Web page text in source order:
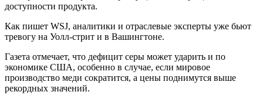
доступности продукта.
Как пишет WSJ, аналитики и отраслевые эксперты уже бьют
тревогу на Уолл-стрит и в Вашингтоне.
Газета отмечает, что дефицит серы может ударить и по
экономике США, особенно в случае, если мировое
производство меди сократится, а цены поднимутся выше
рекордных значений.